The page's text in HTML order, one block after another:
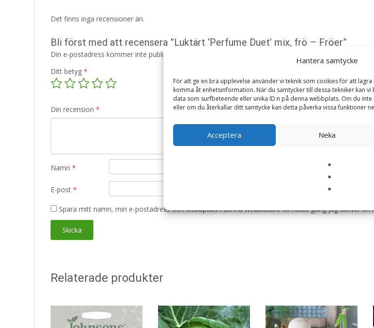
Hantera samtycke
För att ge en bra upplevelse använder vi teknik som cookies för att
komma åt enhetsinformation. När du samtycker till dessa tekniker kan vi
data som surfbeteende eller unika ID:n på denna webbplats. Om du inte
eller om du återkallar ditt samtycke kan detta påverka vissa funktioner
Acceptera Neka
Det finns inga recensioner än.
Bli först med att recensera ”Luktärt ‘Perfume Duet’ mix, frö – Fröer”
Din e-postadress kommer inte publiceras.
Ditt betyg *
Din recension *
Namn *
E-post *
Spara mitt namn, min e-postadress och webbplats i denna webbläsare till nästa gång jag skriver en
Relaterade produkter